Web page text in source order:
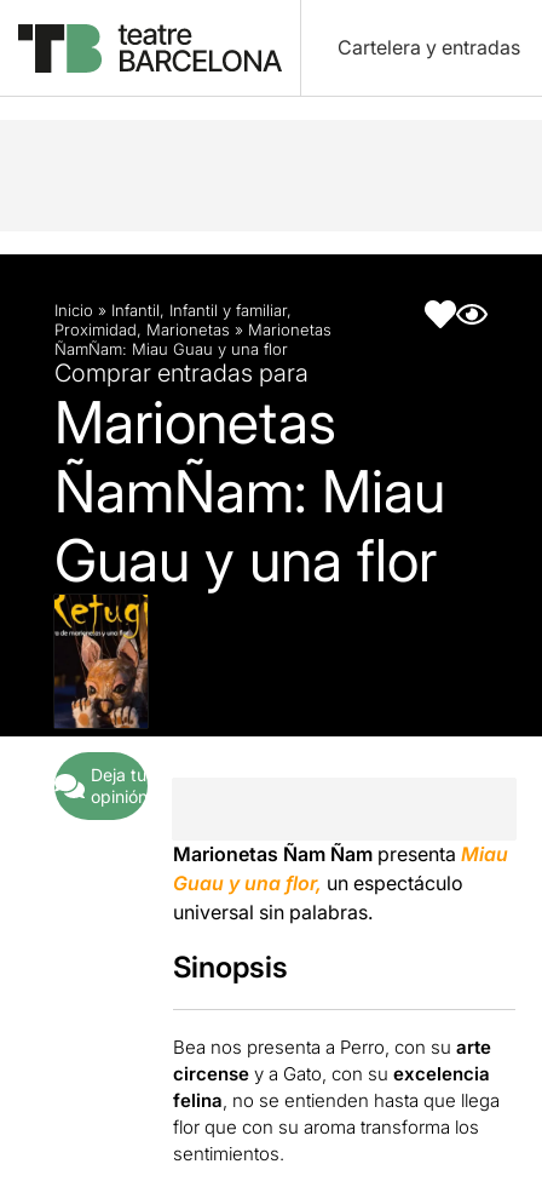
Cartelera y entradas
Descripción Ficha artística
Inicio » Infantil, Infantil y familiar,
Proximidad, Marionetas » Marionetas
ÑamÑam: Miau Guau y una flor
Comprar entradas para
Marionetas
ÑamÑam: Miau
Guau y una flor
Deja tu
opinión
Marionetas Ñam Ñam presentaMiau
Guau y una flor, un espectáculo
universal sin palabras.
Sinopsis
Bea nos presenta a Perro, con suarte
circense y a Gato, con suexcelencia
felina, no se entienden hasta que llega
flor que con su aroma transforma los
sentimientos.